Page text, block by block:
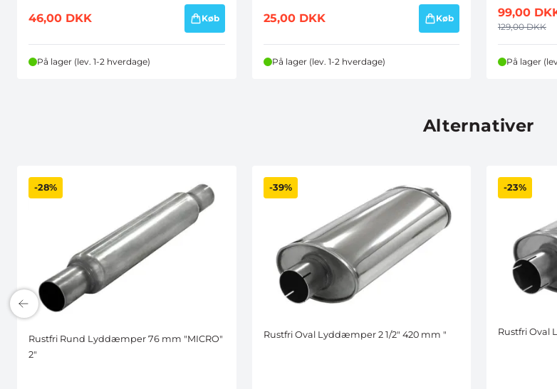
46,00 DKK Køb
På lager (lev. 1-2 hverdage)
25,00 DKK Køb
På lager (lev. 1-2 hverdage)
99,00
129,00DKK
På lager
Alternativer
-28%
Rustfri Rund Lyddæmper 76 mm "MICRO"
2"
-39%
Rustfri Oval Lyddæmper 2 1/2" 420 mm "
-23%
Rustfri Oval